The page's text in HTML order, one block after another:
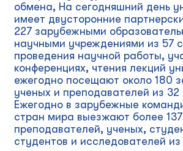
обмена, На сегодняшний день
имеет двусторонние
227 зарубежными
научными учреждениями из 57
проведения научной работы,
конференциях, чтения лекций
ежегодно посещают около 180
ученых и преподавателей из
Ежегодно в зарубежные
стран мира выезжают более
преподавателей, ученых,
студентов и исследователей